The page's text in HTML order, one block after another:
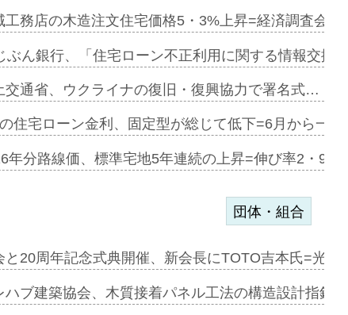
も城南エ…
合型の賃…
ンカフェ…
業=お互…
リビング…
工務店の木造注文住宅価格5・3%上昇=経済調査会
ぶん銀行、「住宅ローン不正利用に関する情報交換
交通省、ウクライナの復旧・復興協力で署名式…
住宅ローン金利、固定型が総じて低下=6月から一
年分路線価、標準宅地5年連続の上昇=伸び率2・
提案=P…
ンビ…
団体・組合
と20周年記念式典開催、新会長にTOTO吉本氏=光
ハブ建築協会、木質接着パネル工法の構造設計指針